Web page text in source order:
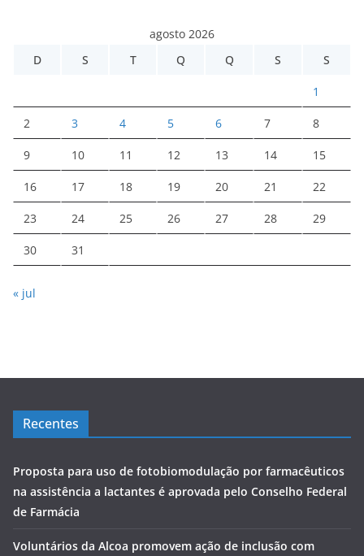
agosto 2026
D
S T Q Q S S
1
2 3 4 5 6 7 8
9 10 11 12 13 14 15
16 17 18 19 20 21 22
23 24 25 26 27 28 29
30 31
« jul
Recentes
Proposta para uso de fotobiomodulação por farmacêuticos
na assistência a lactantes é aprovada pelo Conselho Federal
de Farmácia
Voluntários da Alcoa promovem ação de inclusão com